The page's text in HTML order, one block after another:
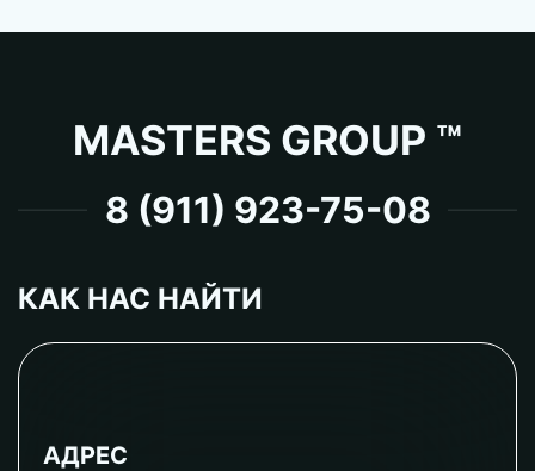
MASTERS GROUP ™
8 (911) 923-75-08
КАК НАС НАЙТИ
АДРЕС